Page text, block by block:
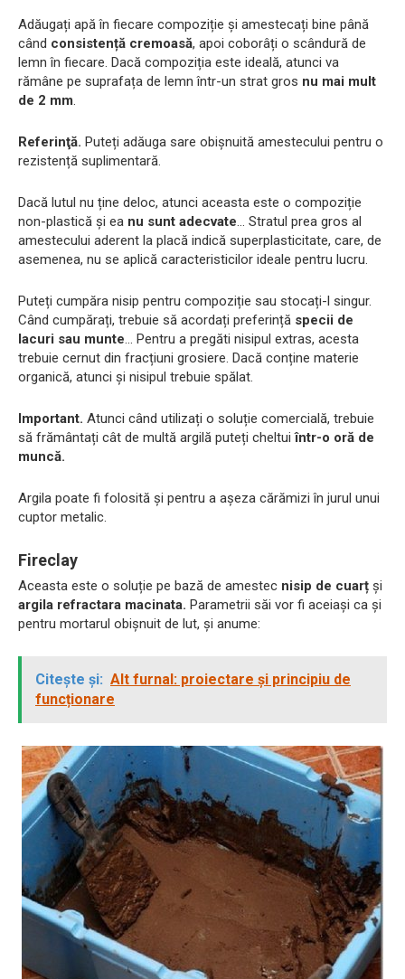
Adăugați apă în fiecare compoziție și amestecați bine până
când consistență cremoasă, apoi coborâți o scândură de
lemn în fiecare. Dacă compoziția este ideală, atunci va
rămâne pe suprafața de lemn într-un strat gros nu mai mult
de 2 mm.
Referinţă. Puteți adăuga sare obișnuită amestecului pentru o
rezistență suplimentară.
Dacă lutul nu ține deloc, atunci aceasta este o compoziție
non-plastică și ea nu sunt adecvate... Stratul prea gros al
amestecului aderent la placă indică superplasticitate, care, de
asemenea, nu se aplică caracteristicilor ideale pentru lucru.
Puteți cumpăra nisip pentru compoziție sau stocați-l singur.
Când cumpărați, trebuie să acordați preferință specii de
lacuri sau munte... Pentru a pregăti nisipul extras, acesta
trebuie cernut din fracțiuni grosiere. Dacă conține materie
organică, atunci și nisipul trebuie spălat.
Important. Atunci când utilizați o soluție comercială, trebuie
să frământați cât de multă argilă puteți cheltuiîntr-o oră de
muncă.
Argila poate fi folosită și pentru a așeza cărămizi în jurul unui
cuptor metalic.
Fireclay
Aceasta este o soluție pe bază de amestec nisip de cuarț și
argila refractara macinata. Parametrii săi vor fi aceiași ca și
pentru mortarul obișnuit de lut, și anume:
Citește și: Alt furnal: proiectare și principiu de
funcționare